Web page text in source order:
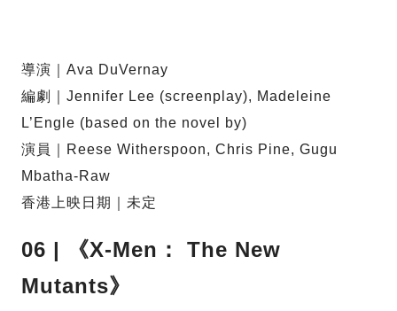
導演｜Ava DuVernay
編劇｜Jennifer Lee (screenplay), Madeleine
L’Engle (based on the novel by)
演員｜Reese Witherspoon, Chris Pine, Gugu
Mbatha-Raw
香港上映日期｜未定
06 | 《X-Men： The New
Mutants》